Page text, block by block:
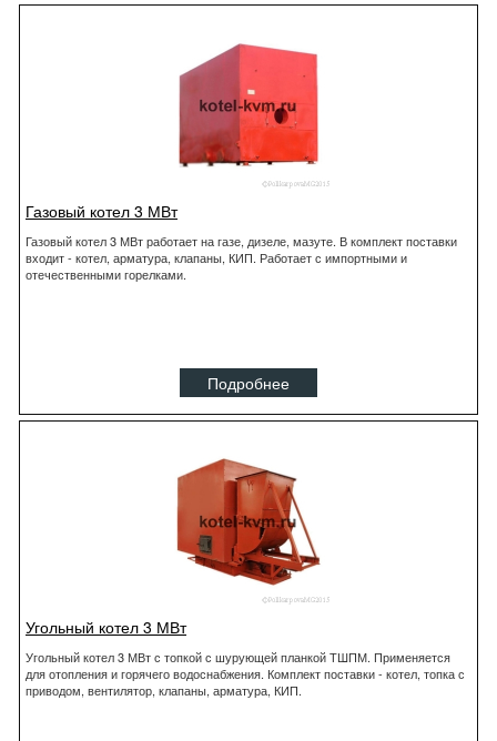
Газовый котел 3 МВт
Газовый котел 3 МВт работает на газе, дизеле, мазуте. В комплект поставки
входит - котел, арматура, клапаны, КИП. Работает с импортными и
отечественными горелками.
Подробнее
Угольный котел 3 МВт
Угольный котел 3 МВт с топкой с шурующей планкой ТШПМ. Применяется
для отопления и горячего водоснабжения. Комплект поставки - котел, топка с
приводом, вентилятор, клапаны, арматура, КИП.